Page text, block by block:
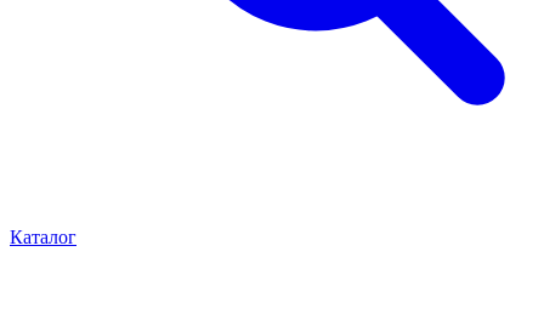
Каталог